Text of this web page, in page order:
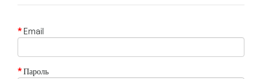
Email
Пароль